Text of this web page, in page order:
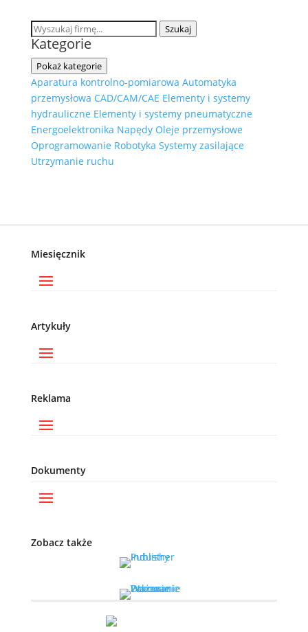
Szukaj
Kategorie
Pokaż kategorie
Aparatura kontrolno-pomiarowa Automatyka
przemysłowa CAD/CAM/CAE Elementy i systemy
hydrauliczne Elementy i systemy pneumatyczne
Energoelektronika Napędy Oleje przemysłowe
Oprogramowanie Robotyka Systemy zasilające
Utrzymanie ruchu
Miesięcznik
Artykuły
Reklama
Dokumenty
Zobacz także